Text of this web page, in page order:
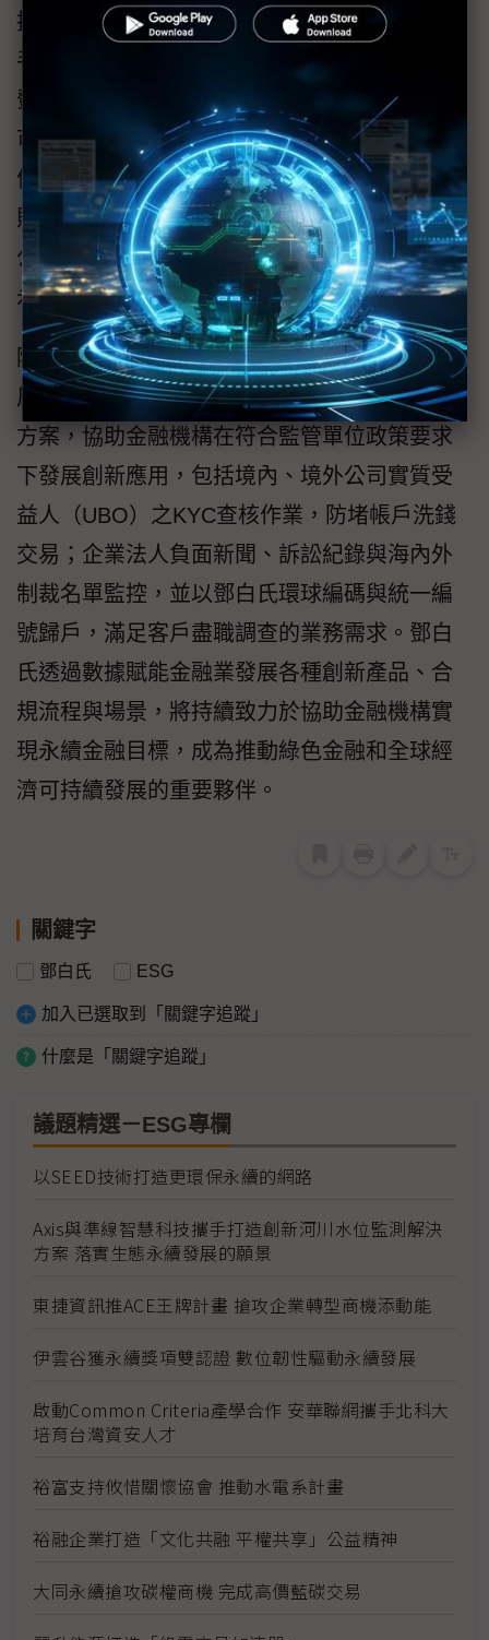
持續協助企業將ESG轉化為策略成長動能，攜
手金融業共創落地解決方案，實踐綠色金融。
鄧白氏的全球企業ESG評分，對金融業來說，
可協助其快速辨識永續金融風險與評估綠色授
信額度；而對於與金融機構往來的企業客戶，
則可通過鄧白氏評分了解自身ESG狀態，檢視
公司競爭力後，制定改善計畫，將數據轉化為
永續競爭優勢。
除了ESG綠色永續方案之外，在法遵、合規、
風控領域，鄧白氏也提供金融業者相對應解決
方案，協助金融機構在符合監管單位政策要求
下發展創新應用，包括境內、境外公司實質受
益人（UBO）之KYC查核作業，防堵帳戶洗錢
交易；企業法人負面新聞、訴訟紀錄與海內外
制裁名單監控，並以鄧白氏環球編碼與統一編
號歸戶，滿足客戶盡職調查的業務需求。鄧白
氏透過數據賦能金融業發展各種創新產品、合
規流程與場景，將持續致力於協助金融機構實
現永續金融目標，成為推動綠色金融和全球經
濟可持續發展的重要夥伴。
關鍵字
鄧白氏 ESG
加入已選取到「關鍵字追蹤」
什麼是「關鍵字追蹤」
議題精選－ESG專欄
以SEED技術打造更環保永續的網路
Axis與準線智慧科技攜手打造創新河川水位監測解決
方案 落實生態永續發展的願景
東捷資訊推ACE王牌計畫 搶攻企業轉型商機添動能
伊雲谷獲永續獎項雙認證 數位韌性驅動永續發展
啟動Common Criteria產學合作 安華聯網攜手北科大
培育台灣資安人才
裕富支持攸惜關懷協會 推動水電系計畫
裕融企業打造「文化共融 平權共享」公益精神
大同永續搶攻碳權商機 完成高價藍碳交易